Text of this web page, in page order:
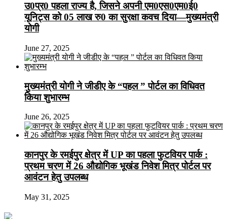
उ0प्र0 पहला राज्य है, जिसने अपनी एम0एस0एम0ई0
यूनिट्स को 05 लाख रु0 का सुरक्षा कवच दिया—मुख्यमंत्री
योगी
June 27, 2025
मुख्यमंत्री योगी ने जीडीए के “पहल ” पोर्टल का विधिवत
किया शुभारम्भ
June 26, 2025
कानपुर के रमईपुर क्षेत्र में UP का पहला फुटवियर पार्क :
प्रथम चरण में 26 औद्योगिक भूखंड निवेश मित्र पोर्टल पर
आवंटन हेतु उपलब्ध
May 31, 2025